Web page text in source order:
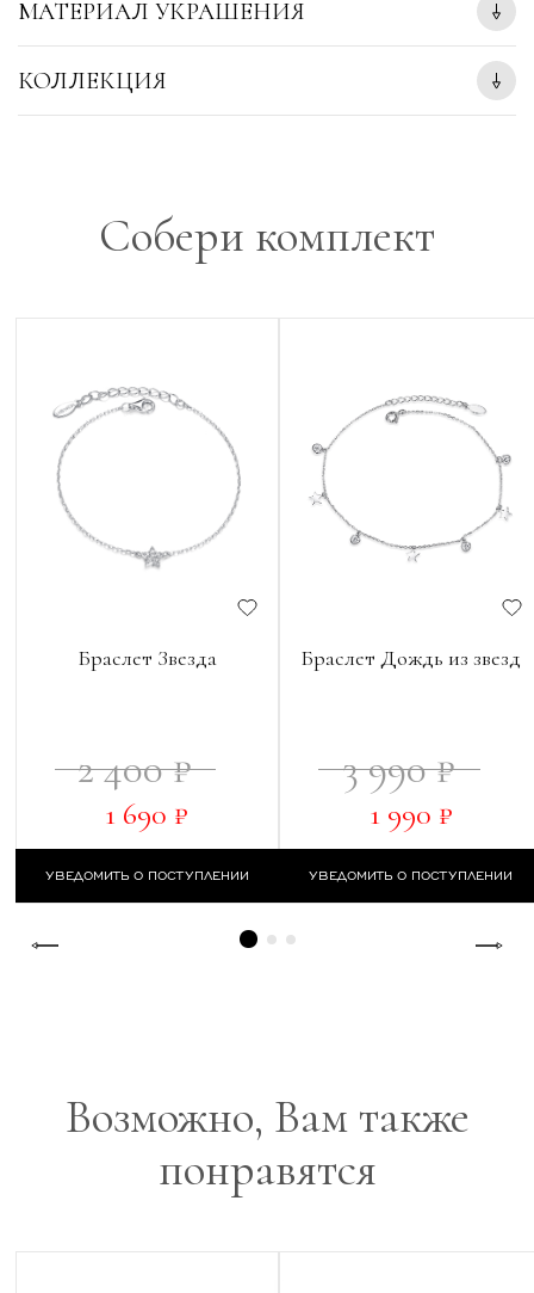
МАТЕРИАЛ УКРАШЕНИЯ
КОЛЛЕКЦИЯ
Собери комплект
Браслет Звезда
2 400 ₽
1 690 ₽
УВЕДОМИТЬ О ПОСТУПЛЕНИИ
Браслет Дождь из звезд
3 990 ₽
1 990 ₽
УВЕДОМИТЬ О ПОСТУПЛЕНИИ
Возможно, Вам также
понравятся